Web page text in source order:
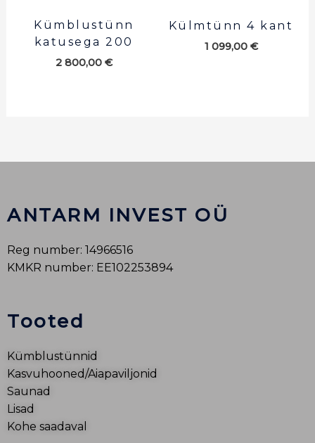
Kümblustünn
katusega 200
2 800,00 €
Külmtünn 4 kant
1 099,00 €
ANTARM INVEST OÜ
Reg number: 14966516
KMKR number: EE102253894
Tooted
Kümblustünnid
Kasvuhooned/Aiapaviljonid
Saunad
Lisad
Kohe saadaval